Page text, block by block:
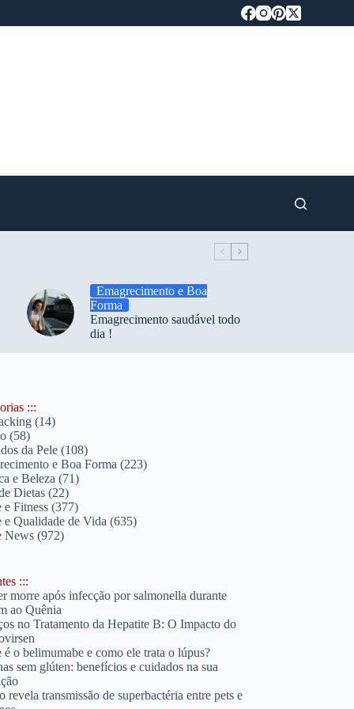
Emagrecimento e Boa
Forma
Emagrecimento saudável todo
dia !
:::
(14)
(58)
da Pele(108)
e Boa Forma (223)
e Beleza (71)
Dietas(22)
e Fitness(377)
e Qualidade de Vida (635)
News(972)
:::
morre após infecção por salmonella durante
ao Quênia
no Tratamento da Hepatite B: O Impacto do
é o belimumabe e como ele trata o lúpus?
sem glúten: benefícios e cuidados na sua
revela transmissão de superbactéria entre pets e